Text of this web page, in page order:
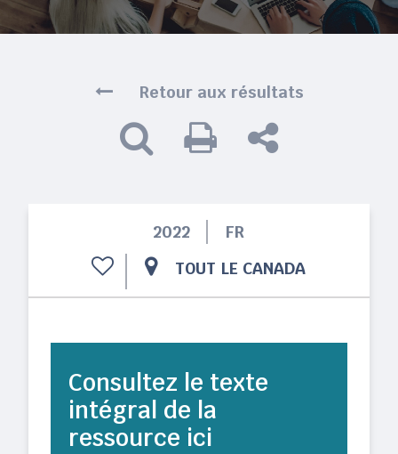
Retour aux résultats
2022
FR
TOUT LE CANADA
Consultez le texte
intégral de la
ressource ici